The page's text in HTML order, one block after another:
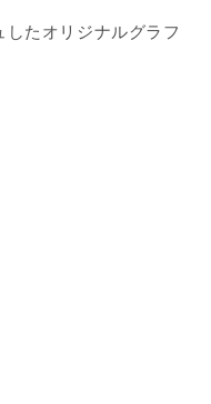
したオリジナルグラフ